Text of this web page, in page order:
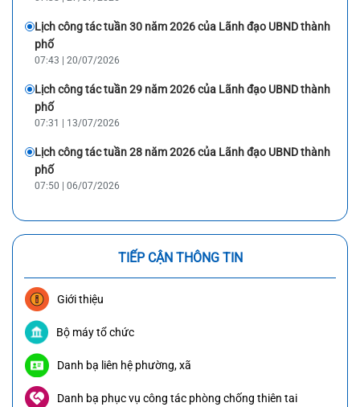
Lịch công tác tuần 30 năm 2026 của Lãnh đạo UBND thành
phố
07:43 | 20/07/2026
Lịch công tác tuần 29 năm 2026 của Lãnh đạo UBND thành
phố
07:31 | 13/07/2026
Lịch công tác tuần 28 năm 2026 của Lãnh đạo UBND thành
phố
07:50 | 06/07/2026
TIẾP CẬN THÔNG TIN
Giới thiệu
Bộ máy tổ chức
Danh bạ liên hệ phường, xã
Danh bạ phục vụ công tác phòng chống thiên tai